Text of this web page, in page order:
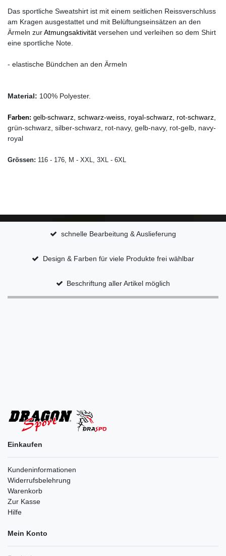
Das sportliche Sweatshirt ist mit einem seitlichen Reissverschluss
am Kragen ausgestattet und mit Belüftungseinsätzen an den
Ärmeln zurAtmungsaktivität versehen und verleihen so dem Shirt
eine sportliche Note.
- elastische Bündchen an den Ärmeln
Material: 100% Polyester.
Farben: gelb-schwarz, schwarz-weiss, royal-schwarz, rot-schwarz,
grün-schwarz, silber-schwarz, rot-navy, gelb-navy, rot-gelb, navy-
royal
Grössen: 116 - 176, M - XXL, 3XL - 6XL
schnelle Bearbeitung & Auslieferung
Design & Farben für viele Produkte frei wählbar
Beschriftung aller Artikel möglich
Einkaufen
Kundeninformationen
Widerrufsbelehrung
Warenkorb
Zur Kasse
Hilfe
Mein Konto